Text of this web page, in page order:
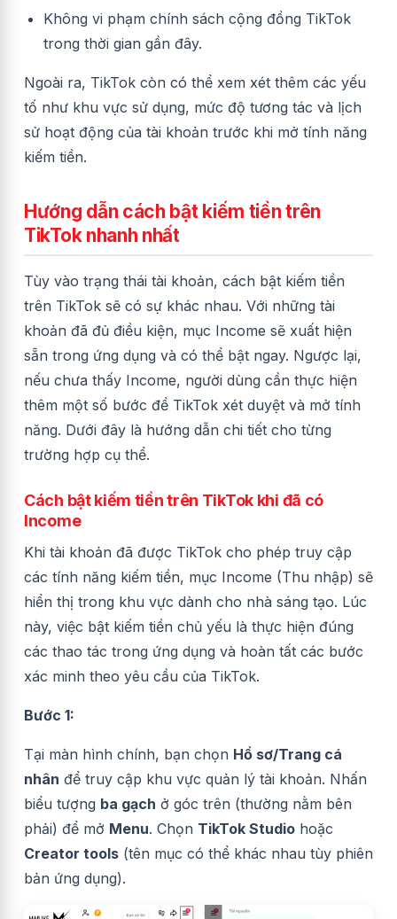
Không vi phạm chính sách cộng đồng TikTok
trong thời gian gần đây.
Ngoài ra, TikTok còn có thể xem xét thêm các yếu
tố như khu vực sử dụng, mức độ tương tác và lịch
sử hoạt động của tài khoản trước khi mở tính năng
kiếm tiền.
Hướng dẫn cách bật kiếm tiền trên
TikTok nhanh nhất
Tùy vào trạng thái tài khoản, cách bật kiếm tiền
trên TikTok sẽ có sự khác nhau. Với những tài
khoản đã đủ điều kiện, mục Income sẽ xuất hiện
sẵn trong ứng dụng và có thể bật ngay. Ngược lại,
nếu chưa thấy Income, người dùng cần thực hiện
thêm một số bước để TikTok xét duyệt và mở tính
năng. Dưới đây là hướng dẫn chi tiết cho từng
trường hợp cụ thể.
Cách bật kiếm tiền trên TikTok khi đã có
Income
Khi tài khoản đã được TikTok cho phép truy cập
các tính năng kiếm tiền, mục Income (Thu nhập) sẽ
hiển thị trong khu vực dành cho nhà sáng tạo. Lúc
này, việc bật kiếm tiền chủ yếu là thực hiện đúng
các thao tác trong ứng dụng và hoàn tất các bước
xác minh theo yêu cầu của TikTok.
Bước 1:
Tại màn hình chính, bạn chọn Hồ sơ/Trang cá
nhân để truy cập khu vực quản lý tài khoản. Nhấn
biểu tượng ba gạch ở góc trên (thường nằm bên
phải) để mở Menu. Chọn TikTok Studio hoặc
Creator tools (tên mục có thể khác nhau tùy phiên
bản ứng dụng).